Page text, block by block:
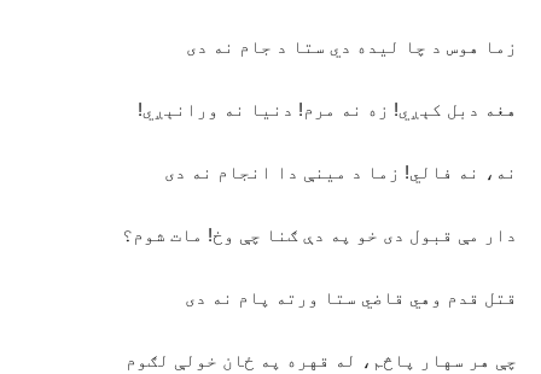
زما هوس د چا لیده دي ستا د جام نه دی
هغه دبل کېږي! زه نه مرم! دنیا نه ورانېږي!
نه، نه فالي! زما د مینې دا انجام نه دی
دار مې قبول دی خو په دې ګنا چې وخ! مات شوم؟
قتل قدم وهي قاضي ستا ورته پام نه دی
چې هر سهار پاڅم، له قهره په ځان خولې لګوم